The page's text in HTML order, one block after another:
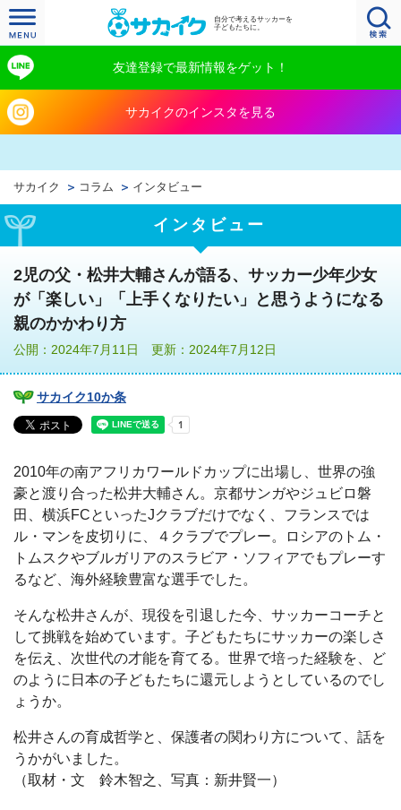
自分で考えるサッカーを
子どもたちに。
友達登録で最新情報をゲット！
サカイクのインスタを見る
サカイク コラム インタビュー
インタビュー
2児の父・松井大輔さんが語る、サッカー少年少女
が「楽しい」「上手くなりたい」と思うようになる
親のかかわり方
公開：2024年7月11日 更新：2024年7月12日
サカイク10か条
2010年の南アフリカワールドカップに出場し、世界の強
豪と渡り合った松井大輔さん。京都サンガやジュビロ磐
田、横浜FCといったJクラブだけでなく、フランスでは
ル・マンを皮切りに、４クラブでプレー。ロシアのトム・
トムスクやブルガリアのスラビア・ソフィアでもプレーす
るなど、海外経験豊富な選手でした。
そんな松井さんが、現役を引退した今、サッカーコーチと
して挑戦を始めています。子どもたちにサッカーの楽しさ
を伝え、次世代の才能を育てる。世界で培った経験を、ど
のように日本の子どもたちに還元しようとしているのでし
ょうか。
松井さんの育成哲学と、保護者の関わり方について、話を
うかがいました。
（取材・文 鈴木智之、写真：新井賢一）